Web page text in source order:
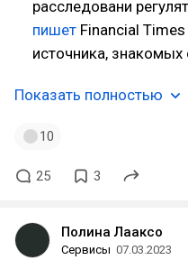
расследовани
пишет Financial
источника,
Показать полностью
10
25 3
Полина Лааксо
Сервисы 07.03.2023